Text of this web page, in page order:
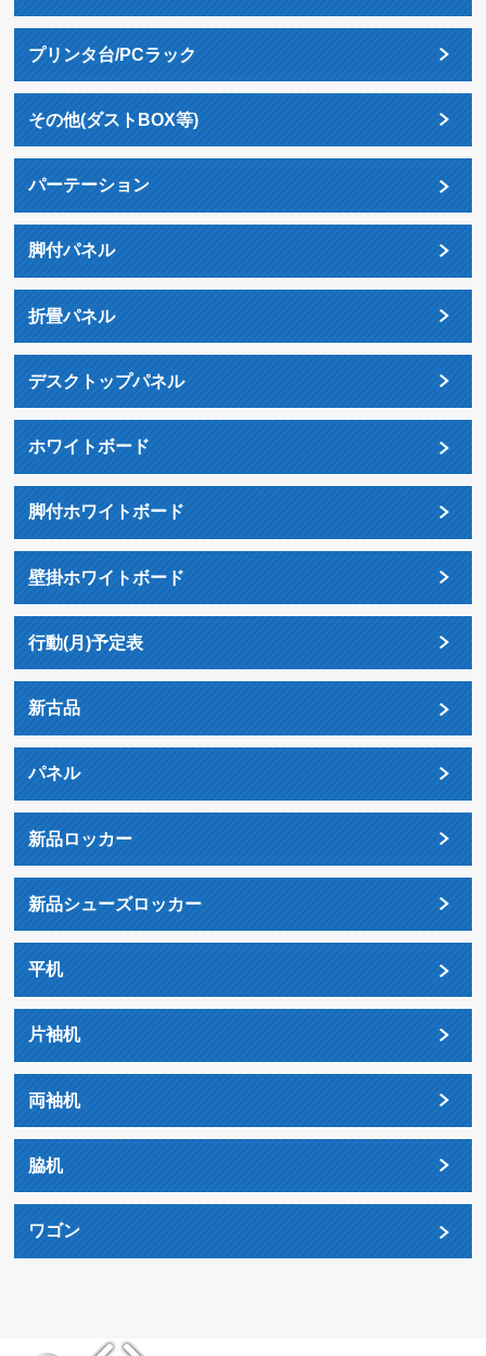
プリンタ台/PCラック
その他(ダストBOX等)
パーテーション
脚付パネル
折畳パネル
デスクトップパネル
ホワイトボード
脚付ホワイトボード
壁掛ホワイトボード
行動(月)予定表
新古品
パネル
新品ロッカー
新品シューズロッカー
平机
片袖机
両袖机
脇机
ワゴン